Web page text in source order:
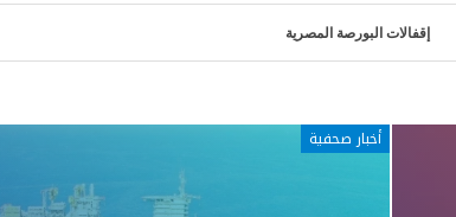
إقفالات البورصة المصرية
أخبار صحفية